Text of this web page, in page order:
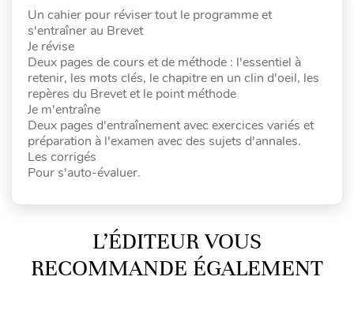
Un cahier pour réviser tout le programme et
s'entraîner au Brevet
Je révise
Deux pages de cours et de méthode : l'essentiel à
retenir, les mots clés, le chapitre en un clin d'oeil, les
repères du Brevet et le point méthode
Je m'entraîne
Deux pages d'entraînement avec exercices variés et
préparation à l'examen avec des sujets d'annales.
Les corrigés
Pour s'auto-évaluer.
L’ÉDITEUR VOUS
RECOMMANDE ÉGALEMENT